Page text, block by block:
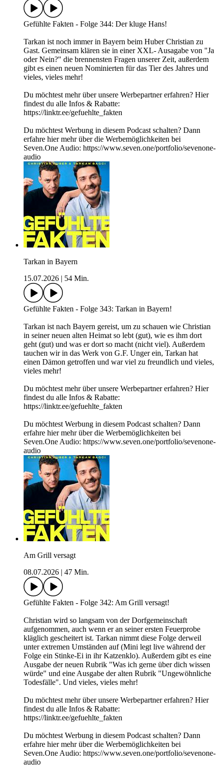
Gefühlte Fakten - Folge 344: Der kluge Hans!
Tarkan ist noch immer in Bayern beim Huber Christian zu
Gast. Gemeinsam klären sie in einer XXL- Ausagabe von "Ja
oder Nein?" die brennensten Fragen unserer Zeit, außerdem
gibt es einen neuen Nominierten für das Tier des Jahres und
vieles, vieles mehr!
Du möchtest mehr über unsere Werbepartner erfahren? Hier
findest du alle Infos & Rabatte:
https://linktr.ee/gefuehlte_fakten
Du möchtest Werbung in diesem Podcast schalten? Dann
erfahre hier mehr über die Werbemöglichkeiten bei
Seven.One Audio: https://www.seven.one/portfolio/sevenone-
audio
Tarkan in Bayern
15.07.2026
54 Min.
Gefühlte Fakten - Folge 343: Tarkan in Bayern!
Tarkan ist nach Bayern gereist, um zu schauen wie Christian
in seiner neuen alten Heimat so lebt (gut), wie es ihm dort
geht (gut) und was er dort so macht (nicht viel). Außerdem
tauchen wir in das Werk von G.F. Unger ein, Tarkan hat
einen Dämon getroffen und war viel zu freundlich und vieles,
vieles mehr!
Du möchtest mehr über unsere Werbepartner erfahren? Hier
findest du alle Infos & Rabatte:
https://linktr.ee/gefuehlte_fakten
Du möchtest Werbung in diesem Podcast schalten? Dann
erfahre hier mehr über die Werbemöglichkeiten bei
Seven.One Audio: https://www.seven.one/portfolio/sevenone-
audio
Am Grill versagt
08.07.2026
47 Min.
Gefühlte Fakten - Folge 342: Am Grill versagt!
Christian wird so langsam von der Dorfgemeinschaft
aufgenommen, auch wenn er an seiner ersten Feuerprobe
kläglich gescheitert ist. Tarkan nimmt diese Folge derweil
unter extremen Umständen auf (Mini legt live während der
Folge ein Stinke-Ei in ihr Katzenklo). Außerdem gibt es eine
Ausgabe der neuen Rubrik "Was ich gerne über dich wissen
würde" und eine Ausgabe der alten Rubrik "Ungewöhnliche
Todesfälle". Und vieles, vieles mehr!
Du möchtest mehr über unsere Werbepartner erfahren? Hier
findest du alle Infos & Rabatte:
https://linktr.ee/gefuehlte_fakten
Du möchtest Werbung in diesem Podcast schalten? Dann
erfahre hier mehr über die Werbemöglichkeiten bei
Seven.One Audio: https://www.seven.one/portfolio/sevenone-
audio